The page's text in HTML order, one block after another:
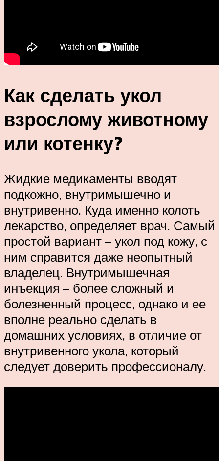
Как сделать укол
взрослому животному
или котенку?
Жидкие медикаменты вводят
подкожно, внутримышечно и
внутривенно. Куда именно колоть
лекарство, определяет врач. Самый
простой вариант – укол под кожу, с
ним справится даже неопытный
владелец. Внутримышечная
инъекция – более сложный и
болезненный процесс, однако и ее
вполне реально сделать в
домашних условиях, в отличие от
внутривенного укола, который
следует доверить профессионалу.